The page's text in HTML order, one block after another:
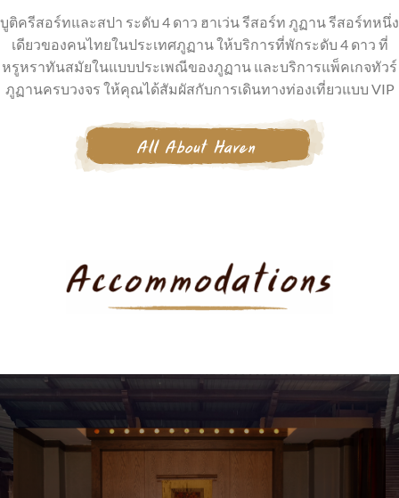
บูติครีสอร์ทและสปา ระดับ 4 ดาว ฮาเว่น รีสอร์ท ภูฏาน รีสอร์ทหนึ่ง
เดียวของคนไทยในประเทศภูฏาน ให้บริการที่พักระดับ 4 ดาว ที่
หรูหราทันสมัยในแบบประเพณีของภูฏาน และบริการแพ็คเกจทัวร์
ภูฏานครบวงจร ให้คุณได้สัมผัสกับการเดินทางท่องเที่ยวแบบ VIP